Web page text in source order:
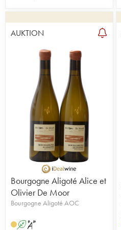
AUKTION
Bourgogne Aligoté Alice et
Olivier De Moor
Bourgogne Aligoté AOC
A S